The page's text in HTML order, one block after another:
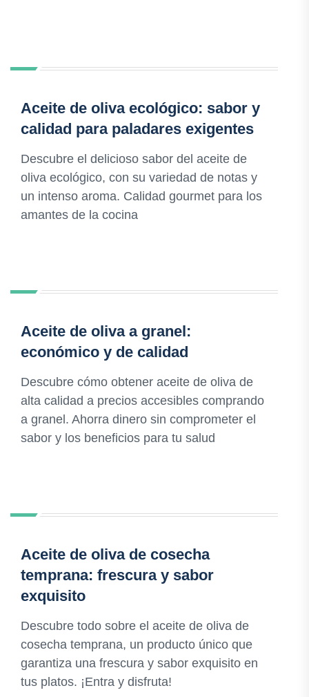
Aceite de oliva ecológico: sabor y
calidad para paladares exigentes
Descubre el delicioso sabor del aceite de
oliva ecológico, con su variedad de notas y
un intenso aroma. Calidad gourmet para los
amantes de la cocina
Aceite de oliva a granel:
económico y de calidad
Descubre cómo obtener aceite de oliva de
alta calidad a precios accesibles comprando
a granel. Ahorra dinero sin comprometer el
sabor y los beneficios para tu salud
Aceite de oliva de cosecha
temprana: frescura y sabor
exquisito
Descubre todo sobre el aceite de oliva de
cosecha temprana, un producto único que
garantiza una frescura y sabor exquisito en
tus platos. ¡Entra y disfruta!